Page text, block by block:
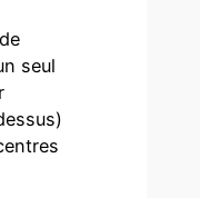
seul